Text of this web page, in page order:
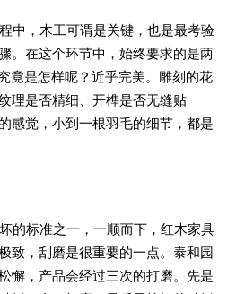
中，木工可谓是关键，也是最考验
。在这个环节中，始终要求的是两
是怎样呢？近乎完美。雕刻的花
理是否精细、开榫是否无缝贴
觉，小到一根羽毛的细节，都是
的标准之一，一顺而下，红木家具
致，刮磨是很重要的一点。泰和园
懈，产品会经过三次的打磨。先是